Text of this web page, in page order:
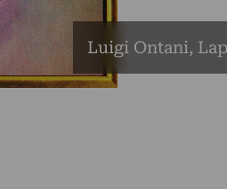
Luigi Ontani,